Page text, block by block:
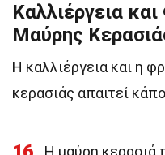
Καλλιέργεια
Μαύρης
Η καλλιέργεια και η
κερασιάς απαιτεί
Η μαύρη κερασιά